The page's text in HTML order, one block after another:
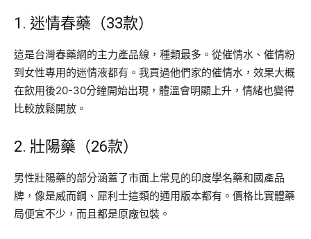
1. 迷情春藥（33款）
這是台灣春藥網的主力產品線，種類最多。從催情水、催情粉
到女性專用的迷情液都有。我買過他們家的催情水，效果大概
在飲用後20-30分鐘開始出現，體溫會明顯上升，情緒也變得
比較放鬆開放。
2. 壯陽藥（26款）
男性壯陽藥的部分涵蓋了市面上常見的印度學名藥和國產品
牌，像是威而鋼、犀利士這類的通用版本都有。價格比實體藥
局便宜不少，而且都是原廠包裝。